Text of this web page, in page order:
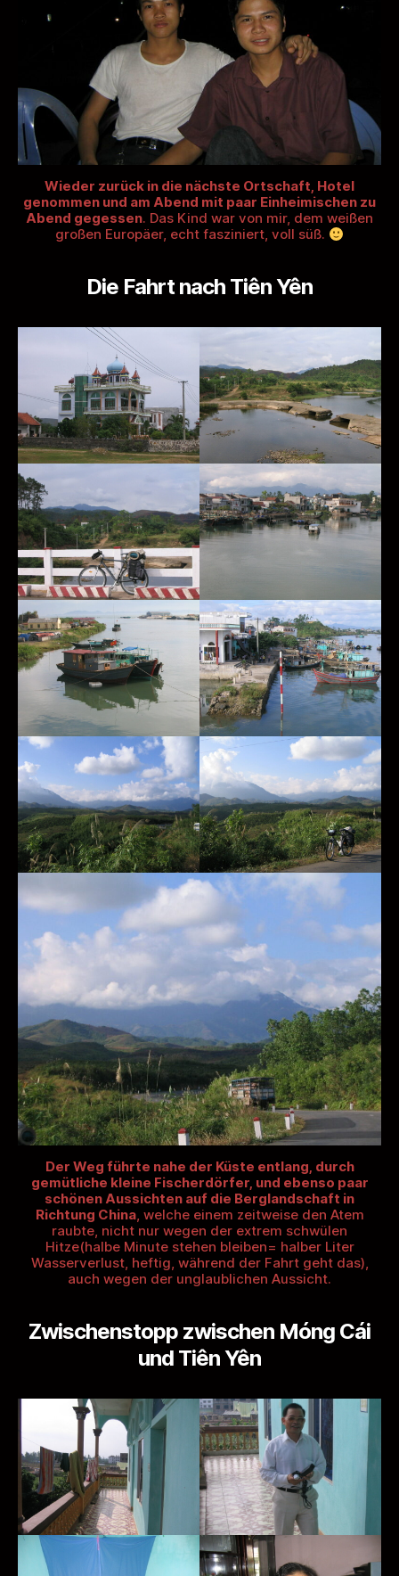
Wieder zurück in die nächste Ortschaft, Hotel
genommen und am Abend mit paar Einheimischen zu
Abend gegessen. Das Kind war von mir, dem weißen
großen Europäer, echt fasziniert, voll süß.
Die Fahrt nach Tiên Yên
Der Weg führte nahe der Küste entlang, durch
gemütliche kleine Fischerdörfer, und ebenso paar
schönen Aussichten auf die Berglandschaft in
Richtung China, welche einem zeitweise den Atem
raubte, nicht nur wegen der extrem schwülen
Hitze(halbe Minute stehen bleiben= halber Liter
Wasserverlust, heftig, während der Fahrt geht das),
auch wegen der unglaublichen Aussicht.
Zwischenstopp zwischen Móng Cái
und Tiên Yên